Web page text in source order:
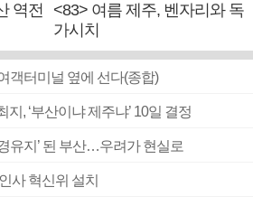
역전
<83> 여름 제주, 벤자리와 독
가시치
객터미널 옆에 선다(종합)
, ‘부산이냐 제주냐’ 10일 결정
유지’ 된 부산…우려가 현실로
사 혁신위 설치